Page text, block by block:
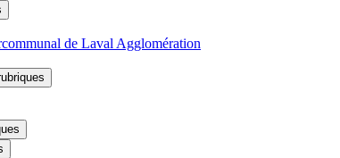
de Laval Agglomération